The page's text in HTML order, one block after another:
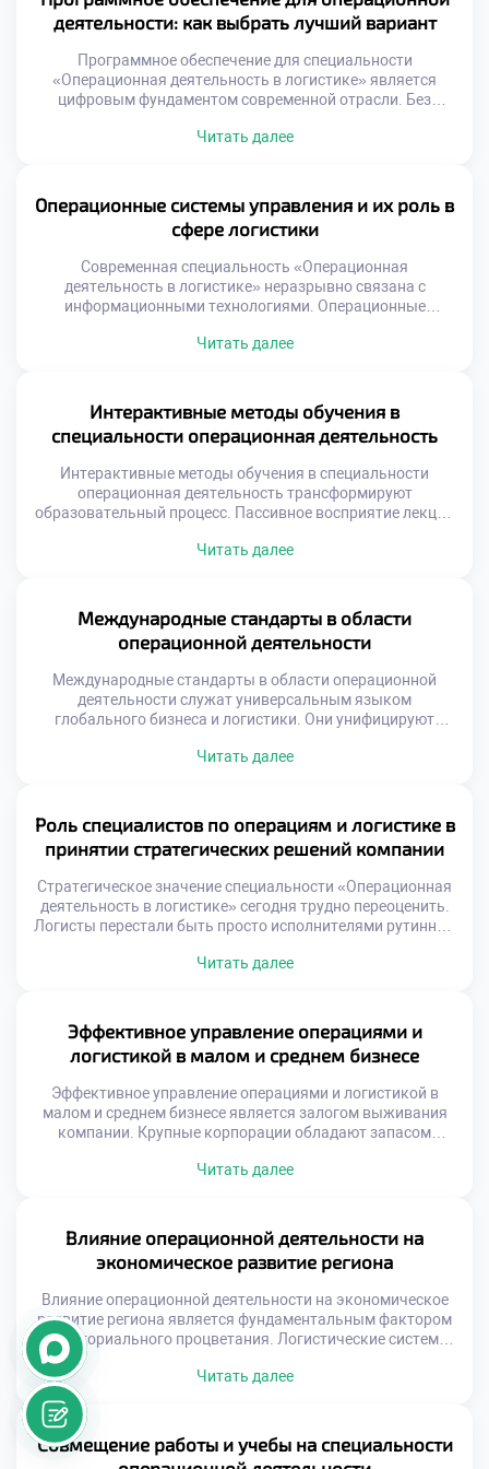
управлять ими эффективно. Многие студенты
недооценивают значимость графических методов
деятельности: как выбрать лучший вариант
Программное обеспечение для специальности
«Операционная деятельность в логистике» является
цифровым фундаментом современной отрасли. Без
превращается в хаос. Выбор правильного инструмента
до начала практики. Теоретическое знание функций
программ недостаточно для реальной работы. Умение
анализировать потребности бизнеса отличает
профессионала от простого […]
Читать далее
Операционные системы управления и их роль в
сфере логистики
Современная специальность «Операционная
деятельность в логистике» неразрывно связана с
информационными технологиями. Операционные
любого предприятия сегодня. Без них эффективное
данные в упорядоченные бизнес-процессы. Понимание
принципов работы таких систем обязательно для
специалиста. Цифровизация меняет саму суть
логистических операций на складах. Ручной учет и […]
Читать далее
Интерактивные методы обучения в
специальности операционная деятельность
Интерактивные методы обучения в специальности
операционная деятельность трансформируют
образовательный процесс. Пассивное восприятие лекций
требует навыков принятия решений в реальном времени.
обучающихся становится главным принципом
современной педагогики. Знания усваиваются через
действие, диалог и переживание. Выпускники выходят на
рынок труда готовыми к […]
Читать далее
Международные стандарты в области
операционной деятельности
Международные стандарты в области операционной
деятельности служат универсальным языком
глобального бизнеса и логистики. Они унифицируют
информации. Единые правила игры позволяют
строится на строгих нормативных рамках. Знание
стандартов является фундаментом профессиональной
компетентности будущего специалиста. Стандартизация
обеспечивает предсказуемость […]
Читать далее
Роль специалистов по операциям и логистике в
принятии стратегических решений компании
Стратегическое значение специальности «Операционная
деятельность в логистике» сегодня трудно переоценить.
Логисты перестали быть просто исполнителями рутинных
формирования стратегии развития бизнеса.
возможностей любая стратегия обречена на провал.
Современный рынок требует скорости и гибкости от
компаний. Конкурентное преимущество создается […]
Читать далее
Эффективное управление операциями и
логистикой в малом и среднем бизнесе
Эффективное управление операциями и логистикой в
малом и среднем бизнесе является залогом выживания
компании. Крупные корпорации обладают запасом
каждому сбою. Грамотная организация процессов
локальном рынке. Оптимизация операций напрямую
влияет на прибыльность предприятия. Выпускники с
такими навыками ценятся работодателями особенно […]
Читать далее
Влияние операционной деятельности на
экономическое развитие региона
Влияние операционной деятельности на экономическое
развитие региона является фундаментальным фактором
территориального процветания. Логистические системы
выступают кровеносной системой местной экономики и
социальной сферы. Эффективность управления потоками
напрямую определяет конкурентоспособность
территории. Без налаженных операций невозможно
устойчивое развитие бизнеса и инфраструктуры.
Понимание этой роли формирует ответственное
Читать далее
Совмещение работы и учебы на специальности